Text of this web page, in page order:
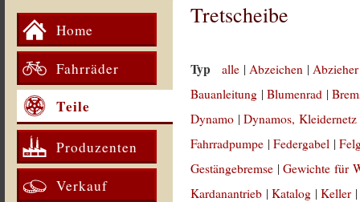
Home
Fahrräder
Teile
Produzenten
Verkauf
Tretscheibe
Typ alle |Abzeichen |
Bauanleitung |Blumenrad |
Dynamo |Dynamos, Kleidernetz
Fahrradpumpe |Federgabel |
Gestängebremse |Gewichte für
Kardanantrieb |Katalog |Keller